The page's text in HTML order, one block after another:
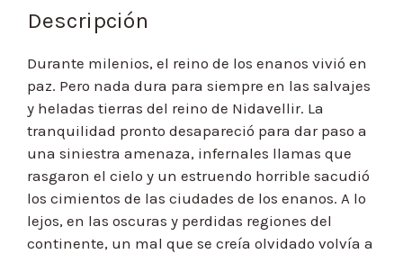
Descripción
Durante milenios, el reino de los enanos vivió en
paz. Pero nada dura para siempre en las salvajes
y heladas tierras del reino de Nidavellir. La
tranquilidad pronto desapareció para dar paso a
una siniestra amenaza, infernales llamas que
rasgaron el cielo y un estruendo horrible sacudió
los cimientos de las ciudades de los enanos. A lo
lejos, en las oscuras y perdidas regiones del
continente, un mal que se creía olvidado volvía a